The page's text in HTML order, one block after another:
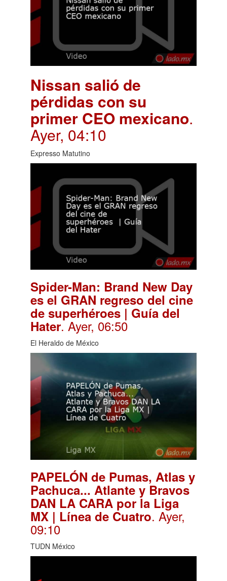
Nissan salió de
pérdidas con su
primer CEO mexicano.
Ayer, 04:10
Expresso Matutino
Spider-Man: Brand New Day
es el GRAN regreso del cine
de superhéroes | Guía del
Hater. Ayer, 06:50
El Heraldo de México
PAPELÓN de Pumas, Atlas y
Pachuca... Atlante y Bravos
DAN LA CARA por la Liga
MX | Línea de Cuatro. Ayer,
09:10
TUDN México